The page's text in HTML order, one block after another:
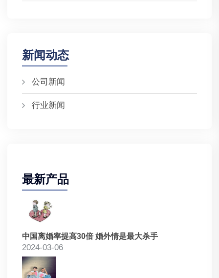
新闻动态
公司新闻
行业新闻
最新产品
中国离婚率提高30倍 婚外情是最大杀手
2024-03-06